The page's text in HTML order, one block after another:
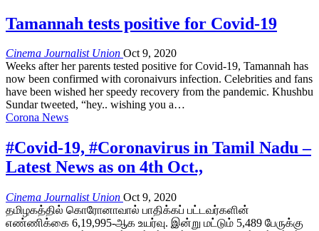
Tamannah tests positive for Covid-19
Cinema Journalist Union Oct 9, 2020
Weeks after her parents tested positive for Covid-19, Tamannah has
now been confirmed with coronaivurs infection. Celebrities and fans
have been wished her speedy recovery from the pandemic. Khushbu
Sundar tweeted, “hey.. wishing you a…
Corona News
#Covid-19, #Coronavirus in Tamil Nadu –
Latest News as on 4th Oct.,
Cinema Journalist Union Oct 9, 2020
தமிழகத்தில் கொரோனாவால் பாதிக்கப் பட்டவர்களின்
எண்ணிக்கை 6,19,995-ஆக உயர்வு. இன்று மட்டும் 5,489 பேருக்கு